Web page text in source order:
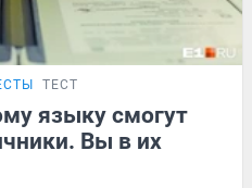
ТЕСТ
языку смогут
Вы в их